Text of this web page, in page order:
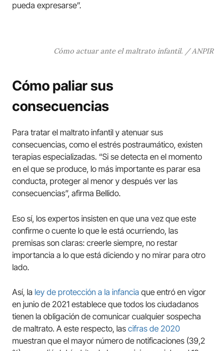
pueda expresarse”.
Cómo actuar ante el maltrato infantil. / ANPIR
Cómo paliar sus
consecuencias
Para tratar el maltrato infantil y atenuar sus
consecuencias, como el estrés postraumático, existen
terapias especializadas. “Si se detecta en el momento
en el que se produce, lo más importante es parar esa
conducta, proteger al menor y después ver las
consecuencias”, afirma Bellido.
Eso sí, los expertos insisten en que una vez que este
confirme o cuente lo que le está ocurriendo, las
premisas son claras: creerle siempre, no restar
importancia a lo que está diciendo y no mirar para otro
lado.
Así, la ley de protección a la infancia que entró en vigor
en junio de 2021 establece que todos los ciudadanos
tienen la obligación de comunicar cualquier sospecha
de maltrato. A este respecto, las cifras de 2020
muestran que el mayor número de notificaciones (39,2